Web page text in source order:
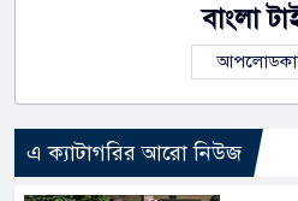
বাংলা
এ ক্যাটাগরির আরো নিউজ